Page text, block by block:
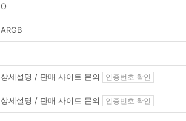
O
ARGB
상세설명 / 판매 사이트 문의 인증번호 확인
상세설명 / 판매 사이트 문의 인증번호 확인